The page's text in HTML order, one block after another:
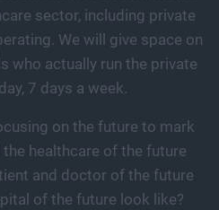
sector, including private
We will give space on
who actually run the private
7 days a week.
on the future to mark
healthcare of the future
and doctor of the future
of the future look like?